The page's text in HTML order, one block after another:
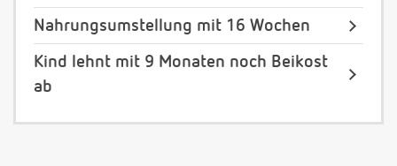
Nahrungsumstellung mit 16 Wochen
Kind lehnt mit 9 Monaten noch Beikost
ab